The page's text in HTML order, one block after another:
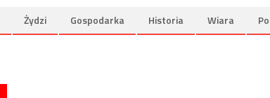
Żydzi Gospodarka Historia Wiara